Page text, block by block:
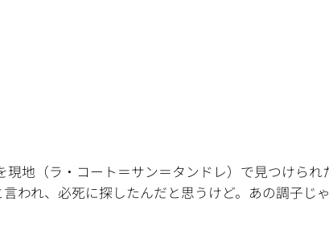
地（ラ・コート＝サン＝タンドレ）で見つけられ
われ、必死に探したんだと思うけど。あの調子じ